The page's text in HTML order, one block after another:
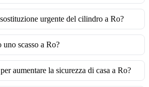
urgente del cilindro a Ro?
scasso a Ro?
aumentare la sicurezza di casa a Ro?